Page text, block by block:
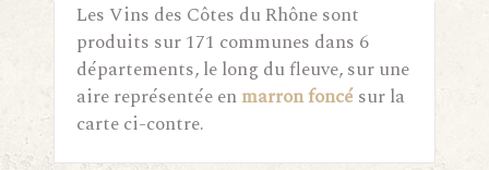
Les Vins des Côtes du Rhône sont
produits sur 171 communes dans 6
départements, le long du fleuve, sur une
aire représentée enmarron foncésur la
carte ci-contre.